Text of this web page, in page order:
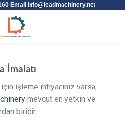
Email info@leadmachinery.net
İmalatı
için işleme ihtiyacınız varsa,
mevcut en yetkin ve
biridir.